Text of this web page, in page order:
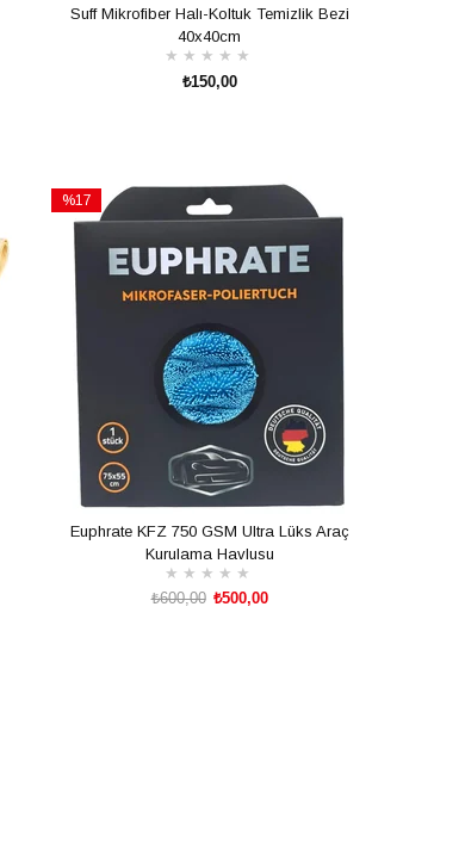
Suff Mikrofiber Halı-Koltuk Temizlik Bezi
40x40cm
★ ★ ★ ★ ★
₺150,00
%17
İndirim
%17İndirim
Euphrate KFZ 750 GSM Ultra Lüks Araç
Kurulama Havlusu
★ ★ ★ ★ ★
₺500,00
₺600,00